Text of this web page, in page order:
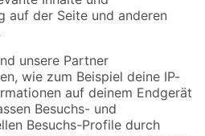
Versandarten